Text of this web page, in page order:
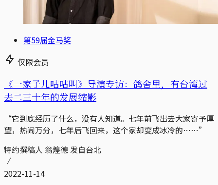
第59届金马奖
仅限会员
《一家子儿咕咕叫》导演专访：鸽舍里，有台湾过
去二三十年的发展缩影
“它到底经历了什么，没有人知道。七年前飞出去大家寄予厚
望，热闹万分，七年后飞回来，这个家却变成冰冷的⋯⋯”
特约撰稿人 翁煌德 发自台北
2022-11-14